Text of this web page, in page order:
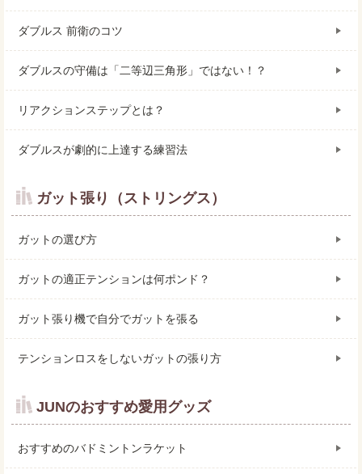
ダブルス 前衛のコツ
ダブルスの守備は「二等辺三角形」ではない！？
リアクションステップとは？
ダブルスが劇的に上達する練習法
ガット張り（ストリングス）
ガットの選び方
ガットの適正テンションは何ポンド？
ガット張り機で自分でガットを張る
テンションロスをしないガットの張り方
JUNのおすすめ愛用グッズ
おすすめのバドミントンラケット